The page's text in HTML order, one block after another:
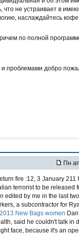
что не устраивает в
наслаждайтесь
по полной
проблемами добро
Пн
fire :12, 3 January
terrorist to be released
edited by me in the last
a subcontractor for
New Bags women
said he couldn't talk in
face, because it's an